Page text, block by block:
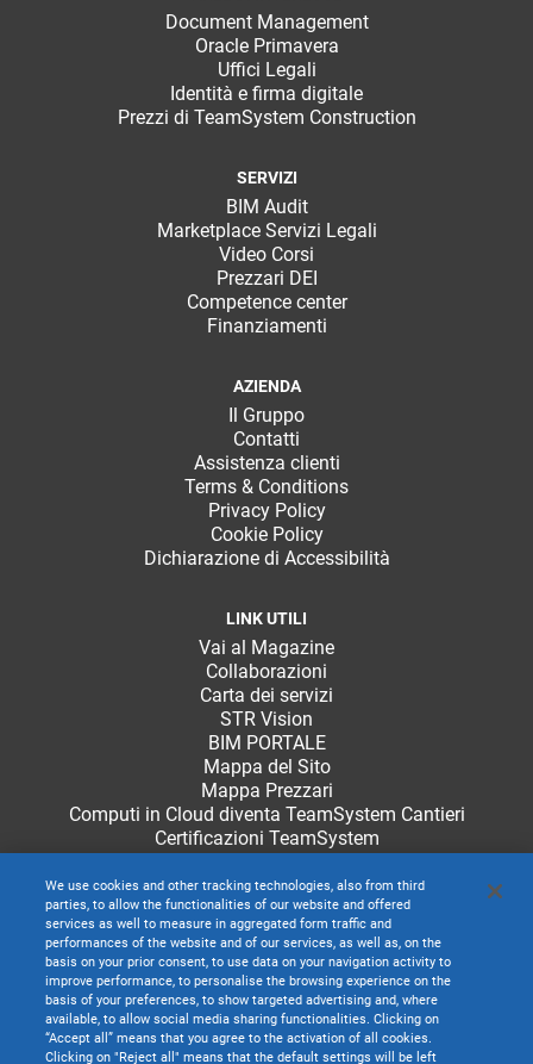
Document Management
Oracle Primavera
Uffici Legali
Identità e firma digitale
Prezzi di TeamSystem Construction
SERVIZI
BIM Audit
Marketplace Servizi Legali
Video Corsi
Prezzari DEI
Competence center
Finanziamenti
AZIENDA
Il Gruppo
Contatti
Assistenza clienti
Terms & Conditions
Privacy Policy
Cookie Policy
Dichiarazione di Accessibilità
LINK UTILI
Vai al Magazine
Collaborazioni
Carta dei servizi
STR Vision
BIM PORTALE
Mappa del Sito
Mappa Prezzari
Computi in Cloud diventa TeamSystem Cantieri
Certificazioni TeamSystem
We use cookies and other tracking technologies, also from third
parties, to allow the functionalities of our website and offered
services as well to measure in aggregated form traffic and
performances of the website and of our services, as well as, on the
basis on your prior consent, to use data on your navigation activity to
improve performance, to personalise the browsing experience on the
basis of your preferences, to show targeted advertising and, where
available, to allow social media sharing functionalities. Clicking on
“Accept all” means that you agree to the activation of all cookies.
Clicking on "Reject all" means that the default settings will be left